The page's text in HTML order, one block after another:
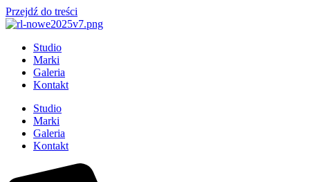
Przejdź do treści
Studio
Marki
Galeria
Kontakt
Studio
Marki
Galeria
Kontakt